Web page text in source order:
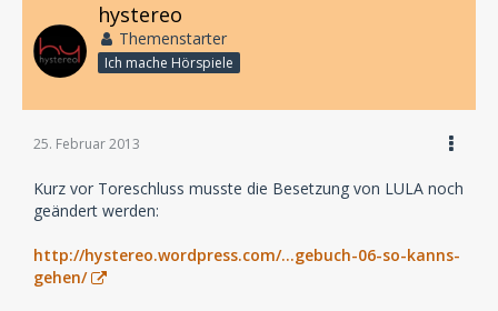
hystereo
Themenstarter
Ich mache Hörspiele
25. Februar 2013
Kurz vor Toreschluss musste die Besetzung von LULA noch
geändert werden:
http://hystereo.wordpress.com/…gebuch-06-so-kanns-
gehen/